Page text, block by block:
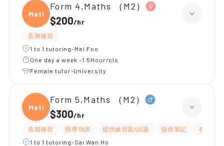
Maths
Form 4,Maths （M2）
$200/hr
長期補習
1 to 1 tutoring-Mei Foo
One day a week -1.5Hour/cls
Female tutor-University
Maths
Form 5,Maths （M2）
$300/hr
長期補習 指導功課 提供練習題/試題 提供筆記
有耐性
1 to 1 tutoring-Sai Wan Ho